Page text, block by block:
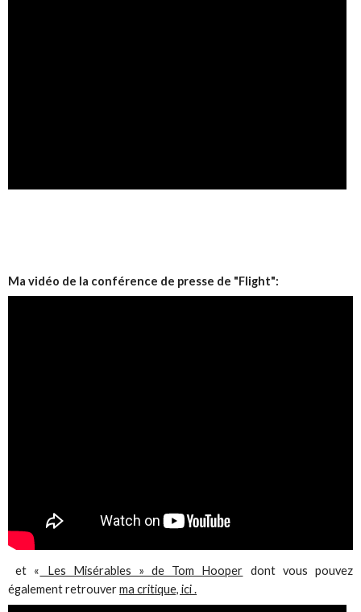
Ma vidéo de la conférence de presse de "Flight":
et « Les Misérables » de Tom Hooper dont vous pouvez
également retrouverma critique, ici .